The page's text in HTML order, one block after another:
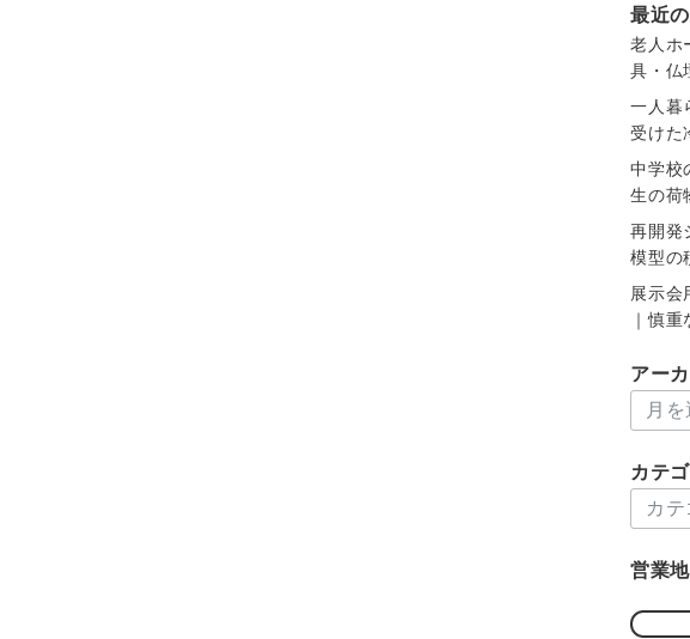
最近
老人ホ
具・仏
一人暮
受けた
中学校
生の荷
再開発
模型の
展示会
｜慎
アー
ー
イ
カテ
テ
リ
営業